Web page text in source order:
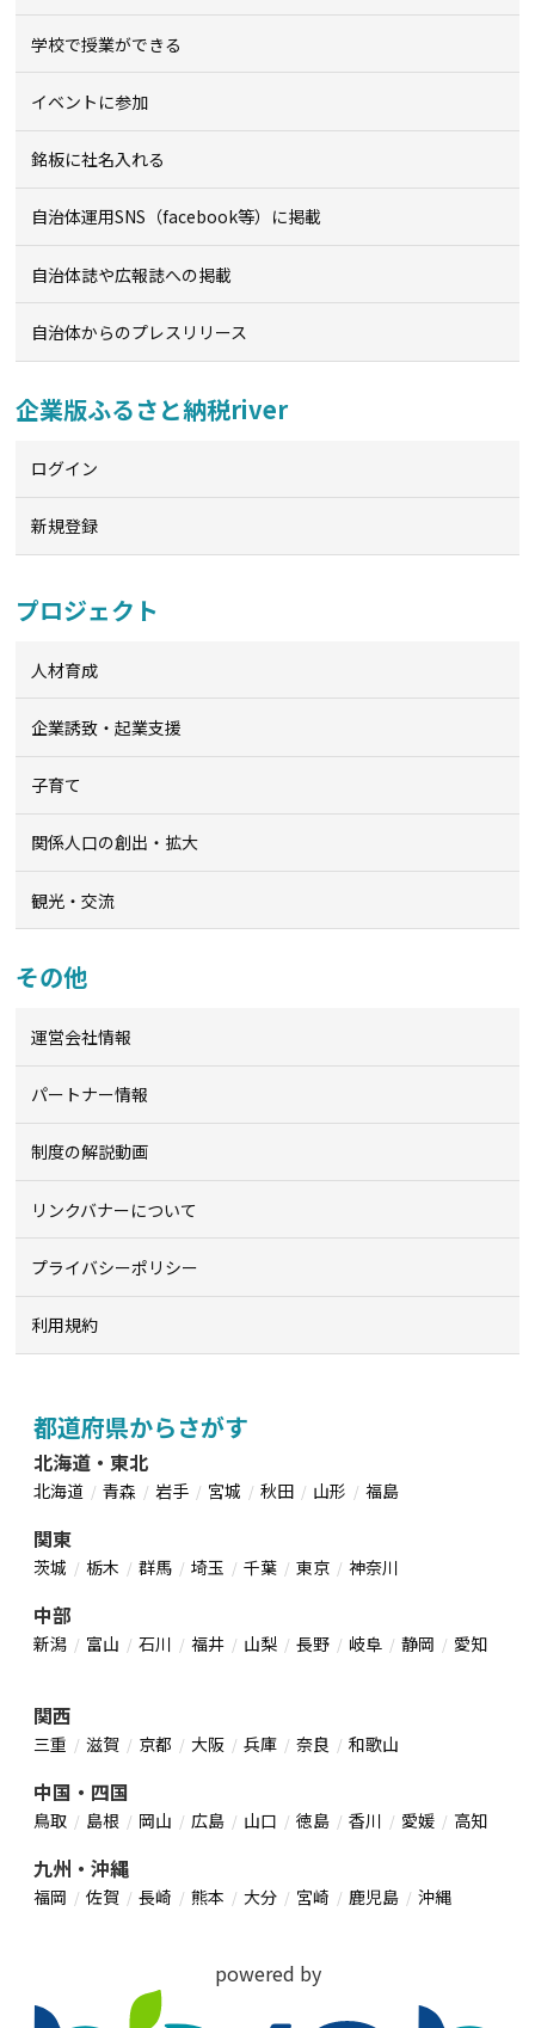
学校で授業ができる
イベントに参加
銘板に社名入れる
自治体運用SNS（facebook等）に掲載
自治体誌や広報誌への掲載
自治体からのプレスリリース
企業版ふるさと納税river
ログイン
新規登録
プロジェクト
人材育成
企業誘致・起業支援
子育て
関係人口の創出・拡大
観光・交流
その他
運営会社情報
パートナー情報
制度の解説動画
リンクバナーについて
プライバシーポリシー
利用規約
都道府県からさがす
北海道・東北
北海道 青森 岩手 宮城 秋田 山形 福島
関東
茨城 栃木 群馬 埼玉 千葉 東京 神奈川
中部
新潟 富山 石川 福井 山梨 長野 岐阜 静岡 愛知
関西
三重 滋賀 京都 大阪 兵庫 奈良 和歌山
中国・四国
鳥取 島根 岡山 広島 山口 徳島 香川 愛媛 高知
九州・沖縄
福岡 佐賀 長崎 熊本 大分 宮崎 鹿児島 沖縄
powered by